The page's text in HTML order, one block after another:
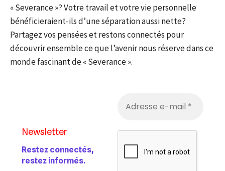
« Severance »? Votre travail et votre vie personnelle
bénéficieraient-ils d’une séparation aussi nette?
Partagez vos pensées et restons connectés pour
découvrir ensemble ce que l’avenir nous réserve dans ce
monde fascinant de « Severance ».
Newsletter
Restez connectés,
restez informés.